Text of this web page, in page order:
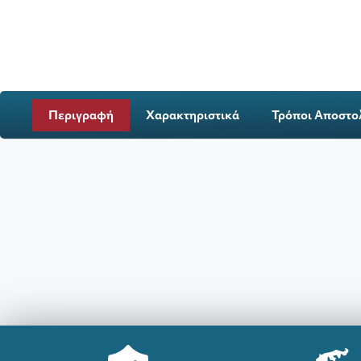
Περιγραφή Χαρακτηριστικά Τρόποι